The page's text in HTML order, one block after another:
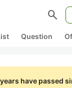
search
Question
have passed